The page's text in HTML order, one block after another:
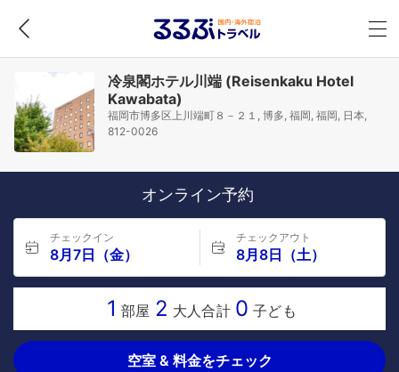
冷泉閣ホテル川端 (Reisenkaku Hotel
Kawabata)
福岡市博多区上川端町８－２１, 博多, 福岡, 福岡, 日本,
812-0026
オンライン予約
チェックイン
8月7日（金）
チェックアウト
8月8日（土）
1 部屋 2 大人合計 0 子ども
空室 & 料金をチェック